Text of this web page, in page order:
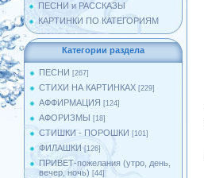
ПЕСНИ и РАССКАЗЫ
КАРТИНКИ ПО КАТЕГОРИЯМ
Категории раздела
ПЕСНИ [267]
СТИХИ НА КАРТИНКАХ [229]
АФФИРМАЦИЯ [124]
АФОРИЗМЫ [18]
СТИШКИ - ПОРОШКИ [101]
ФИЛАШКИ [126]
ПРИВЕТ-пожелания (утро, день,
вечер, ночь) [44]